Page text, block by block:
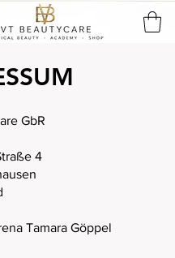
GbR
4
Tamara Göppel